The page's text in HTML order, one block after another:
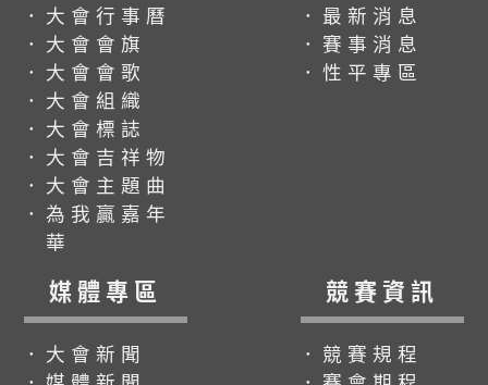
．大會行事曆
．大會會旗
．大會會歌
．大會組織
．大會標誌
．大會吉祥物
．大會主題曲
．為我贏嘉年
華
．最新消息
．賽事消息
．性平專區
媒體專區
．大會新聞
競賽資訊
．競賽規程